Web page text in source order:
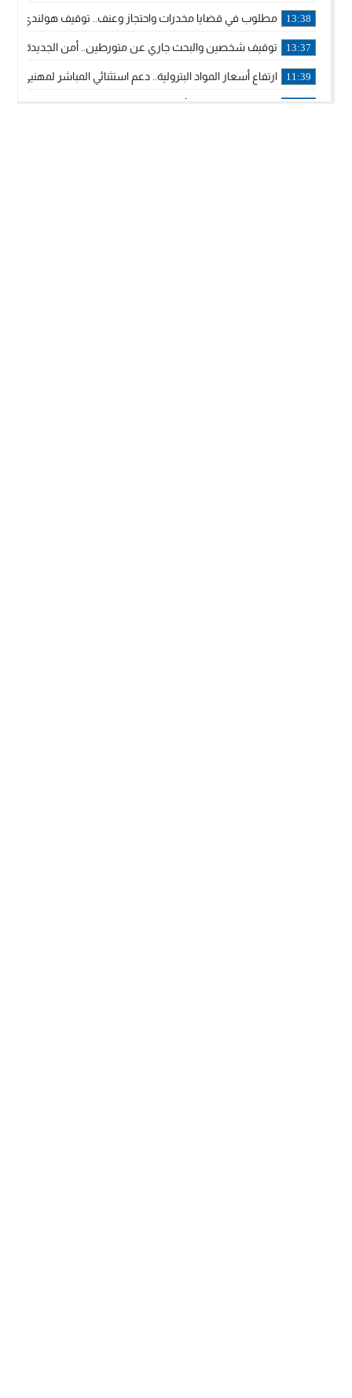
13:38 مطلوب في قضايا مخدرات واحتجاز وعنف.. توقيف هولندي
13:37 توقيف شخصين والبحث جاري عن متورطين.. أمن الجديدة يفك
11:39 ارتفاع أسعار المواد البترولية.. دعم استثنائي المباشر لمهنيي